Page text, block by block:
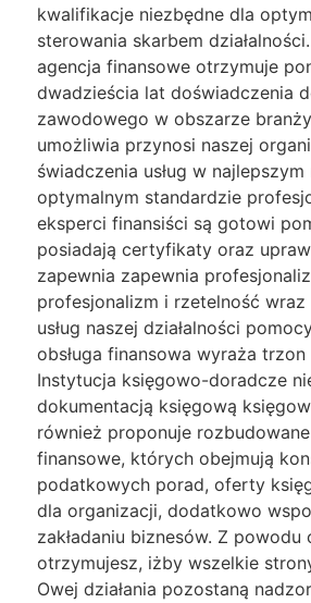
kwalifikacje niezbędne dla
sterowania skarbem
agencja finansowe otrzymuje
dwadzieścia lat doświadczenia
zawodowego w obszarze
umożliwia przynosi naszej
świadczenia usług w
optymalnym standardzie
eksperci finansiści są gotowi
posiadają certyfikaty oraz
zapewnia zapewnia
profesjonalizm i rzetelność
usług naszej działalności
obsługa finansowa wyraża trzon
Instytucja księgowo-doradcze
dokumentacją księgową
również proponuje
finansowe, których obejmują
podatkowych porad, oferty
dla organizacji, dodatkowo
zakładaniu biznesów. Z powodu
otrzymujesz, iżby wszelkie
Owej działania pozostaną